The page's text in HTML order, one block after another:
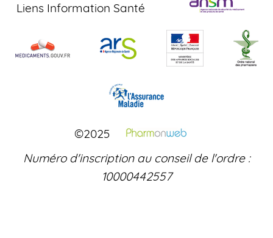
Liens Information Santé
©2025
Numéro d'inscription au conseil de l'ordre :
10000442557